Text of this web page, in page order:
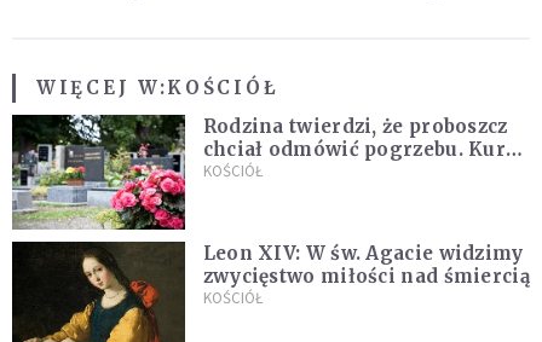
WIĘCEJ W:KOŚCIÓŁ
Rodzina twierdzi, że proboszcz
chciał odmówić pogrzebu. Kuria
zapowiada wyjaśnienia
KOŚCIÓŁ
Leon XIV: W św. Agacie widzimy
zwycięstwo miłości nad śmiercią
KOŚCIÓŁ